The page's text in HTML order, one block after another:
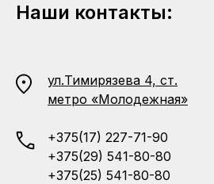
Наши контакты:
ул.Тимирязева 4, ст.
метро «Молодежная»
+375(17) 227-71-90
+375(29) 541-80-80
+375(25) 541-80-80